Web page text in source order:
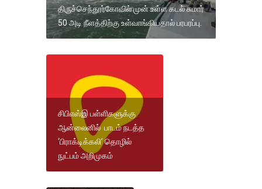
திருச்செந்தூர்கோவில் முன் உள்ள கடல் சுமார்
50 அடி நீளத்திற்கு உள்வாங்கியதால் பரபரப்பு.
சிபிஎஸ்இ பள்ளிகளுக்கு
ஆன்லைனில் பாடம் நடத்த
‘பிராக்டிக்கலி’ தொழில்
நுட்பம் அறிமுகம்